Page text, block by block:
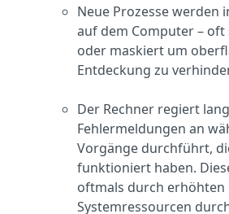
Neue Prozesse werden
auf dem Computer –
oder maskiert um
Entdeckung zu
Der Rechner regiert
Fehlermeldungen an
Vorgänge durchführt,
funktioniert haben.
oftmals durch erhöhten
Systemressourcen